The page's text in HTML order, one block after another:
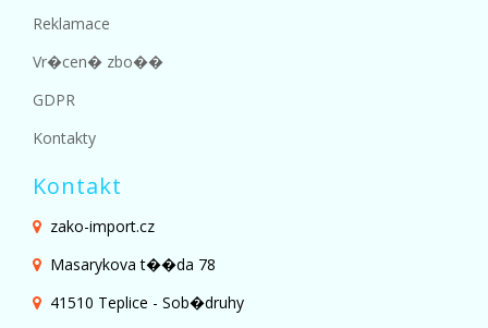
Reklamace
Vr�cen� zbo��
GDPR
Kontakty
Kontakt
zako-import.cz
Masarykova t��da 78
41510 Teplice - Sob�druhy